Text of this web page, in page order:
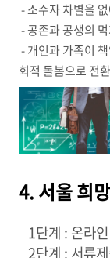
- 소수자 차별을
- 공존과 공생의
- 개인과 가족이
회적 돌봄으로 전환
4. 서울 희
1단계 : 온라
2단계 : 서류